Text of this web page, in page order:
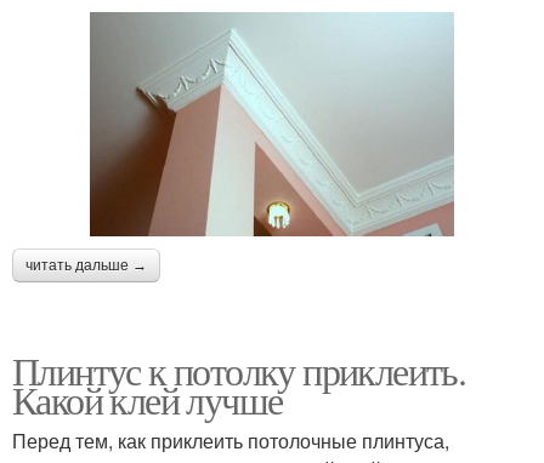
читать дальше →
Плинтус к потолку приклеить.
Какой клей лучше
Перед тем, как приклеить потолочные плинтуса,